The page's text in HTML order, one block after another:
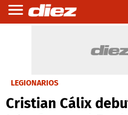
LEGIONARIOS
Cristian Cálix